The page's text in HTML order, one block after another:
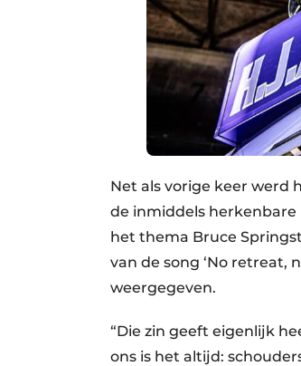
Net als vorige keer werd
de inmiddels
het thema Bruce
van de song ‘No retreat,
weergegeven.
“Die zin geeft eigenlijk
ons is het altijd: